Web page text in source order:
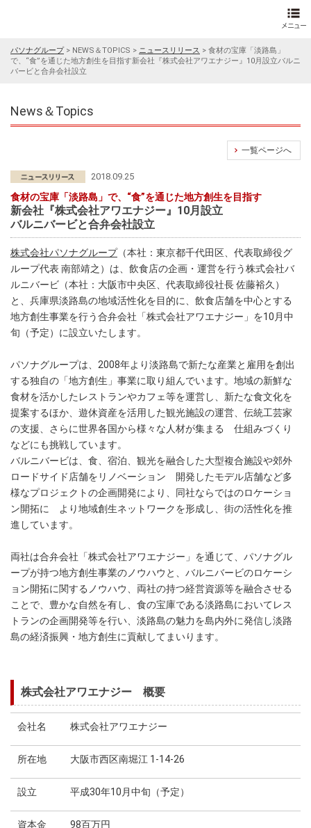
パソナグループ> NEWS＆TOPICS > ニュースリリース > 食材の宝庫「淡路島」
で、“食”を通じた地方創生を目指す新会社『株式会社アワエナジー』10月設立バルニ
バービと合弁会社設立
News＆Topics
一覧ページへ
2018.09.25
食材の宝庫「淡路島」で、“食”を通じた地方創生を目指す
新会社『株式会社アワエナジー』10月設立
バルニバービと合弁会社設立
株式会社パソナグループ（本社：東京都千代田区、代表取締役グ
ループ代表 南部靖之）は、飲食店の企画・運営を行う株式会社バ
ルニバービ（本社：大阪市中央区、代表取締役社長 佐藤裕久）
と、兵庫県淡路島の地域活性化を目的に、飲食店舗を中心とする
地方創生事業を行う合弁会社「株式会社アワエナジー」を10月中
旬（予定）に設立いたします。
パソナグループは、2008年より淡路島で新たな産業と雇用を創出
する独自の「地方創生」事業に取り組んでいます。地域の新鮮な
食材を活かしたレストランやカフェ等を運営し、新たな食文化を
提案するほか、遊休資産を活用した観光施設の運営、伝統工芸家
の支援、さらに世界各国から様々な人材が集まる 仕組みづくり
などにも挑戦しています。
バルニバービは、食、宿泊、観光を融合した大型複合施設や郊外
ロードサイド店舗をリノベーション 開発したモデル店舗など多
様なプロジェクトの企画開発により、同社ならではのロケーショ
ン開拓に より地域創生ネットワークを形成し、街の活性化を推
進しています。
両社は合弁会社「株式会社アワエナジー」を通じて、パソナグル
ープが持つ地方創生事業のノウハウと、バルニバービのロケーシ
ョン開拓に関するノウハウ、両社の持つ経営資源等を融合させる
ことで、豊かな自然を有し、食の宝庫である淡路島においてレス
トランの企画開発等を行い、淡路島の魅力を島内外に発信し淡路
島の経済振興・地方創生に貢献してまいります。
株式会社アワエナジー 概要
会社名 株式会社アワエナジー
所在地 大阪市西区南堀江 1-14-26
設立 平成30年10月中旬（予定）
資本金 98百万円